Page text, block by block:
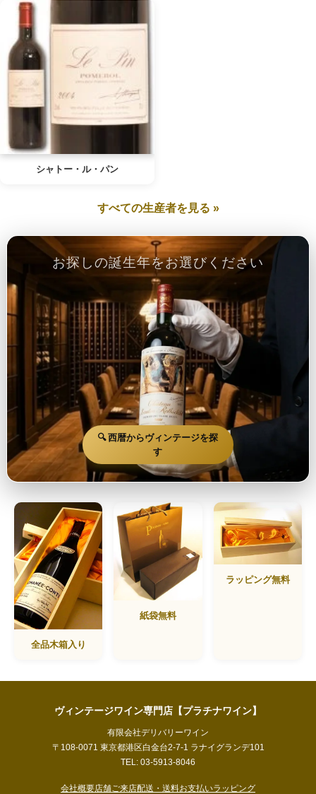
シャトー・ル・パン
すべての生産者を見る »
お探しの誕生年をお選びください
🔍 西暦からヴィンテージを探
す
全品木箱入り
紙袋無料
ラッピング無料
ヴィンテージワイン専門店【プラチナワイン】
有限会社デリバリーワイン
〒108-0071 東京都港区白金台2-7-1 ラナイグランデ101
TEL: 03-5913-8046
会社概要店舗ご来店配送・送料お支払いラッピング